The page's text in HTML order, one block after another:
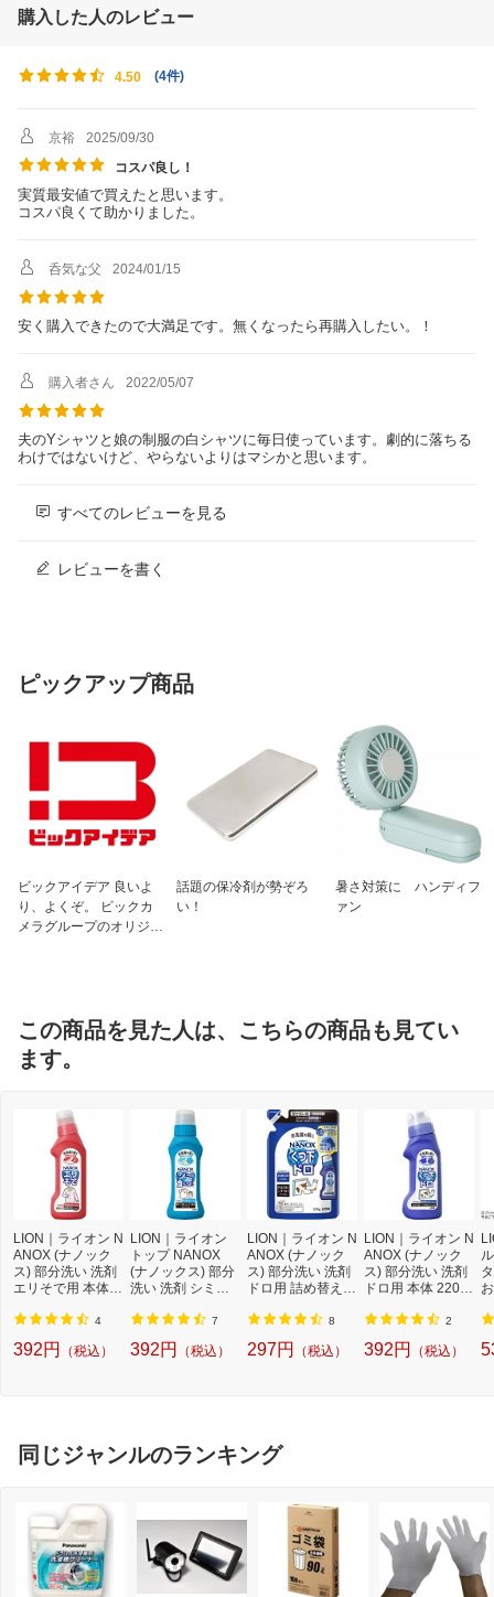
購入した人のレビュー
4.50 (4件)
京裕
2025/09/30
コスパ良し！
実質最安値で買えたと思います。
コスパ良くて助かりました。
呑気な父 2024/01/15
安く購入できたので大満足です。無くなったら再購入したい。！
購入者さん 2022/05/07
夫のYシャツと娘の制服の白シャツに毎日使っています。劇的に落ちる
わけではないけど、やらないよりはマシかと思います。
すべてのレビューを見る
レビューを書く
ピックアップ商品
ビックアイデア 良いよ
り、よくぞ。 ビックカ
メラグループのオリジナ
話題の保冷剤が勢ぞろ
い！
暑さ対策に ハンディフ
ァン
この商品を見た人は、こちらの商品も見てい
ます。
LION｜ライオン N
ANOX (ナノック
ス) 部分洗い 洗剤
エリそで用 本体 2
_pcp】
4
392円 （税込）
LION｜ライオン
トップ NANOX
(ナノックス) 部分
洗い 洗剤 シミ用
剤【rb_pcp】 7
392円 （税込）
LION｜ライオン N
ANOX (ナノック
ス) 部分洗い 洗剤
ドロ用 詰め替え 2
_pcp】
8
297円 （税込）
LION｜ライオン N
ANOX (ナノック
ス) 部分洗い 洗剤
ドロ用 本体 220g
p】
2
392円 （税込）
同じジャンルのランキング